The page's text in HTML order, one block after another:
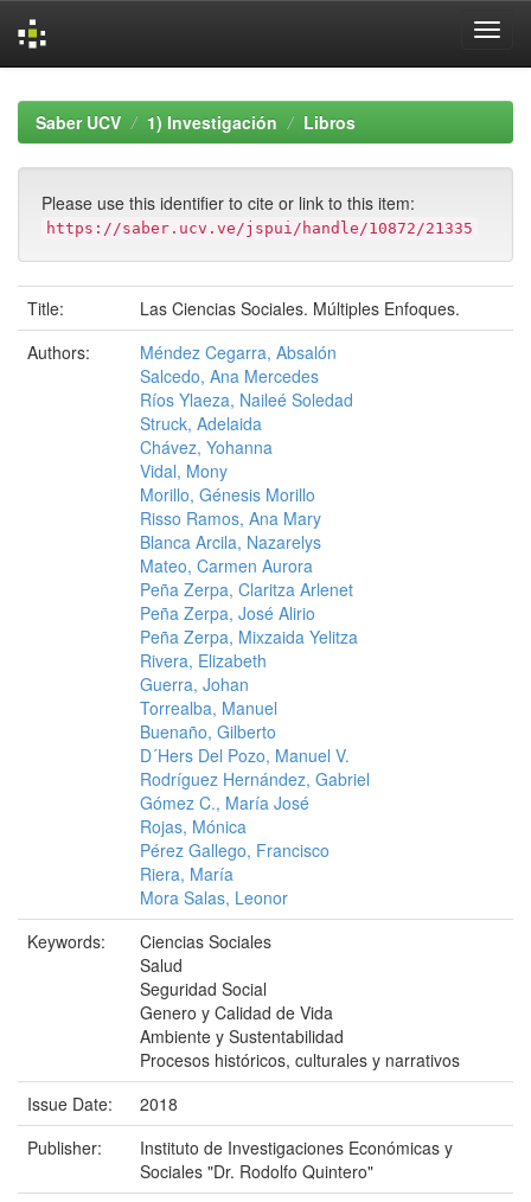
navigationSaber UCV 1) Investigación Libros
Please use this identifier to cite or link to this item:
https://saber.ucv.ve/jspui/handle/10872/21335
Title:
Las Ciencias Sociales. Múltiples Enfoques.
Authors:
Méndez Cegarra, Absalón
Salcedo, Ana Mercedes
Ríos Ylaeza, Naileé Soledad
Struck, Adelaida
Chávez, Yohanna
Vidal, Mony
Morillo, Génesis Morillo
Risso Ramos, Ana Mary
Blanca Arcila, Nazarelys
Mateo, Carmen Aurora
Peña Zerpa, Claritza Arlenet
Peña Zerpa, José Alirio
Peña Zerpa, Mixzaida Yelitza
Rivera, Elizabeth
Guerra, Johan
Torrealba, Manuel
Buenaño, Gilberto
D´Hers Del Pozo, Manuel V.
Rodríguez Hernández, Gabriel
Gómez C., María José
Rojas, Mónica
Pérez Gallego, Francisco
Riera, María
Mora Salas, Leonor
Keywords:
Ciencias Sociales
Salud
Seguridad Social
Genero y Calidad de Vida
Ambiente y Sustentabilidad
Procesos históricos, culturales y narrativos
Issue Date:
2018
Publisher:
Instituto de Investigaciones Económicas y
Sociales "Dr. Rodolfo Quintero"